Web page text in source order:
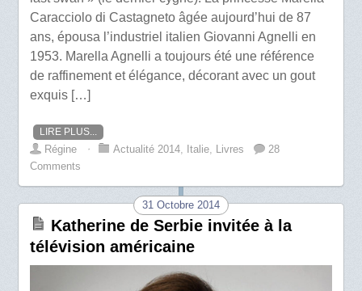
Caracciolo di Castagneto âgée aujourd’hui de 87
ans, épousa l’industriel italien Giovanni Agnelli en
1953. Marella Agnelli a toujours été une référence
de raffinement et élégance, décorant avec un gout
exquis […]
LIRE PLUS...
Régine ⋅ Actualité 2014 Italie Livres
28
Comments
31 Octobre 2014
Katherine de Serbie invitée à la
télévision américaine